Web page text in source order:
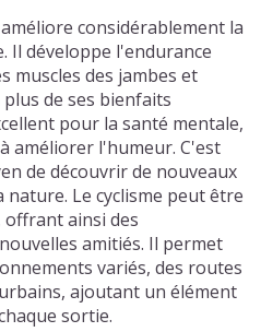
considérablement la
Il développe l'endurance
muscles des jambes et
de ses bienfaits
pour la santé mentale,
améliorer l'humeur. C'est
de découvrir de nouveaux
Le cyclisme peut être
ainsi des
amitiés. Il permet
variés, des routes
ajoutant un élément
sortie.